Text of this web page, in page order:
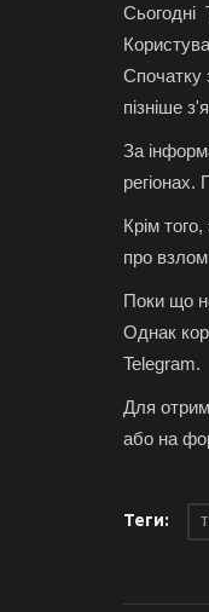
Сьогодні
Спочатку
пізніше
За
регіонах.
Крім
про взлом
Поки що
Однак
Telegram.
Для
або на
Теги: